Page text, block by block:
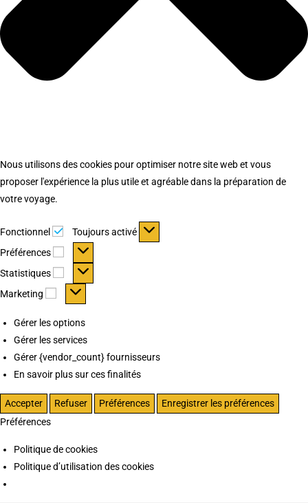
Nous utilisons des cookies pour optimiser notre site web et vous
proposer l'expérience la plus utile et agréable dans la préparation de
votre voyage.
Fonctionnel Fonctionnel
Toujours activé
Préférences
Préférences
Statistiques Statistiques
Marketing Marketing
Gérer les options
Gérer les services
Gérer {vendor_count} fournisseurs
En savoir plus sur ces finalités
Accepter Refuser Préférences
Enregistrer les préférences
Préférences
Politique de cookies
Politique d’utilisation des cookies